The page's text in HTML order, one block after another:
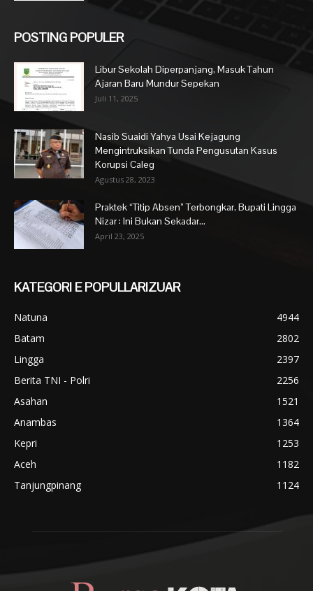
POSTING POPULER
Libur Sekolah Diperpanjang, Masuk Tahun
Ajaran Baru Mundur Sepekan
Juli 11, 2025
Nasib Suaidi Yahya Usai Kejagung
Mengintruksikan Tunda Pengusutan Kasus
Korupsi Caleg
Agustus 28, 2023
Praktek “Titip Absen” Terbongkar, Bupati Lingga
Nizar : Ini Bukan Sekadar...
April 23, 2025
KATEGORI E POPULLARIZUAR
Natuna
4944
Batam
2802
Lingga
2397
Berita TNI - Polri
2256
Asahan
1521
Anambas
1364
Kepri
1253
Aceh
1182
Tanjungpinang
1124